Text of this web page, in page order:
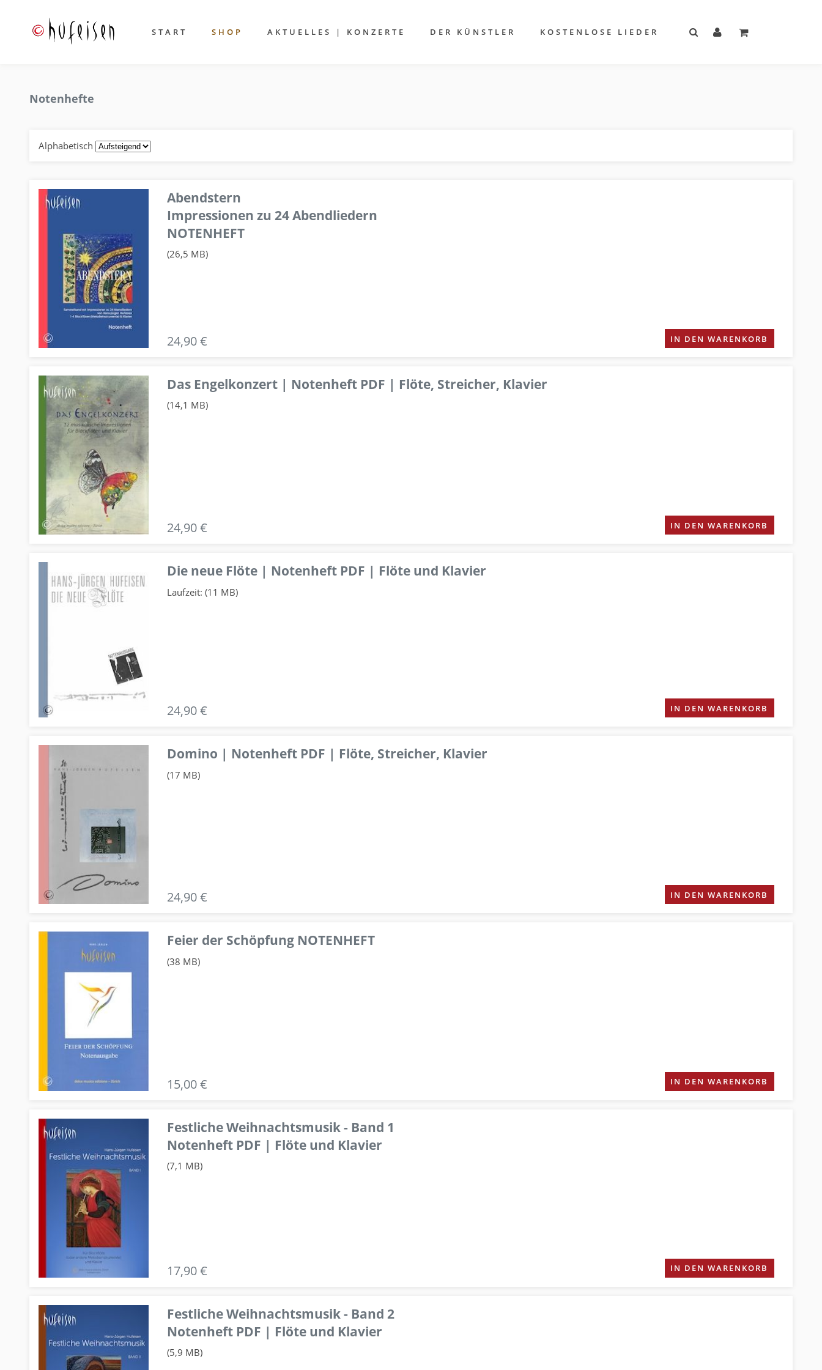
START SHOP AKTUELLES | KONZERTE DER KÜNSTLER KOSTENLOSE LIEDER
Notenhefte
Alphabetisch
Abendstern
Impressionen zu 24 Abendliedern
NOTENHEFT
(26,5 MB)
24,90 € IN DEN WARENKORB
Das Engelkonzert | Notenheft PDF | Flöte, Streicher, Klavier
(14,1 MB)
24,90 € IN DEN WARENKORB
Die neue Flöte | Notenheft PDF | Flöte und Klavier
Laufzeit: (11 MB)
24,90 € IN DEN WARENKORB
Domino | Notenheft PDF | Flöte, Streicher, Klavier
(17 MB)
24,90 € IN DEN WARENKORB
Feier der Schöpfung NOTENHEFT
(38 MB)
15,00 € IN DEN WARENKORB
Festliche Weihnachtsmusik - Band 1
Notenheft PDF | Flöte und Klavier
(7,1 MB)
17,90 € IN DEN WARENKORB
Festliche Weihnachtsmusik - Band 2
Notenheft PDF | Flöte und Klavier
(5,9 MB)